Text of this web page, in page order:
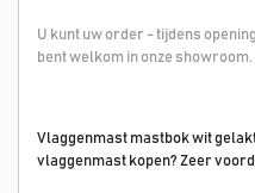
U kunt uw order - tijdens
bent welkom in onze showroom.
Vlaggenmast mastbok wit
vlaggenmast kopen? Zeer